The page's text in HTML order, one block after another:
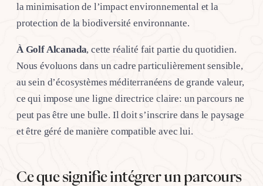
la minimisation de l’impact environnemental et la
protection de la biodiversité environnante.
À Golf Alcanada, cette réalité fait partie du quotidien.
Nous évoluons dans un cadre particulièrement sensible,
au sein d’écosystèmes méditerranéens de grande valeur,
ce qui impose une ligne directrice claire: un parcours ne
peut pas être une bulle. Il doit s’inscrire dans le paysage
et être géré de manière compatible avec lui.
Ce que signifie intégrer un parcours